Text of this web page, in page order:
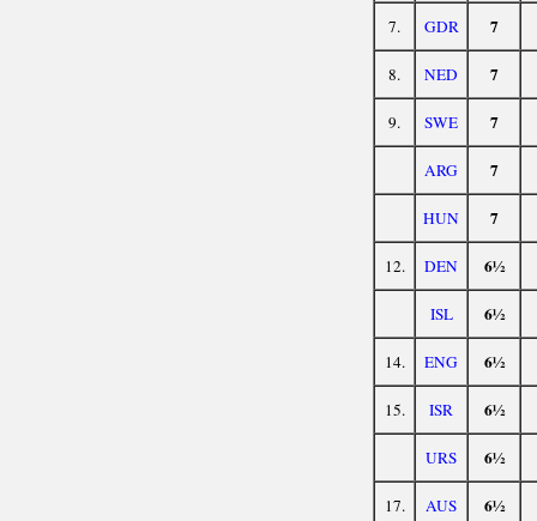
7. GDR 7
8. NED 7
9. SWE 7
ARG 7
HUN 7
12. DEN 6½
ISL 6½
14. ENG 6½
15. ISR 6½
URS 6½
17. AUS 6½